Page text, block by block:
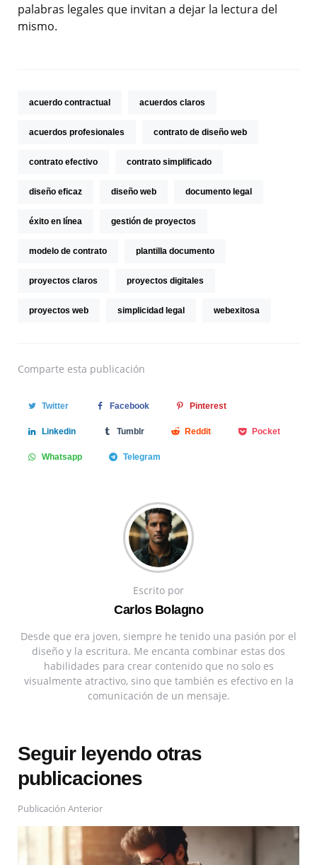
palabras legales que invitan a dejar la lectura del
mismo.
acuerdo contractual acuerdos claros
acuerdos profesionales contrato de diseño web
contrato efectivo contrato simplificado
diseño eficaz diseño web documento legal
éxito en línea gestión de proyectos
modelo de contrato plantilla documento
proyectos claros proyectos digitales
proyectos web simplicidad legal webexitosa
Comparte esta publicación
Twitter Facebook Pinterest
Linkedin Tumblr Reddit Pocket
Whatsapp Telegram
Escrito por
Carlos Bolagno
Desde que era joven, siempre he tenido una pasión por el
diseño y la escritura. Me encanta combinar estas dos
habilidades para crear contenido que no solo es
visualmente atractivo, sino que también es efectivo en la
comunicación de un mensaje.
Seguir leyendo otras
publicaciones
Publicación Anterior